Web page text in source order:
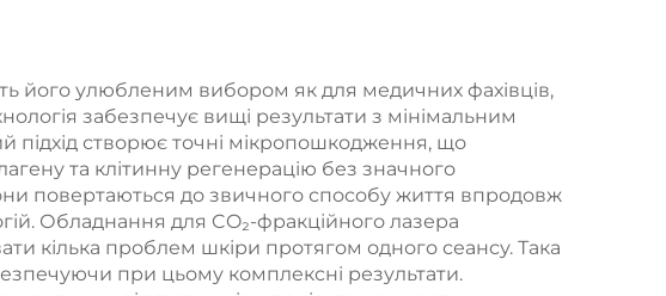
«4 в 1» зі
та
600 Вт,
1800 Вт,
діодний
його улюбленим вибором як для медичних фахівців,
забезпечує вищі результати з мінімальним
підхід створює точні мікропошкодження, що
та клітинну регенерацію без значного
повертаються до звичного способу життя впродовж
Обладнання для CO₂-фракційного лазера
кілька проблем шкіри протягом одного сеансу. Така
при цьому комплексні результати.